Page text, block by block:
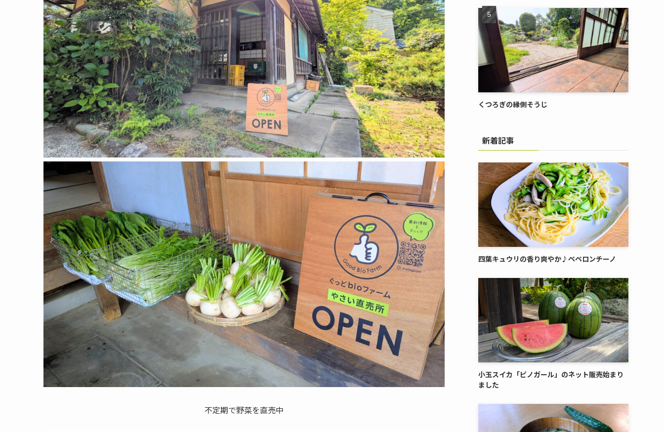
不定期で野菜を直売中
くつろぎの縁側そうじ
新着記事
四葉キュウリの香り爽やか♪ペペロンチーノ
小玉スイカ「ピノガール」のネット販売始まり
ました